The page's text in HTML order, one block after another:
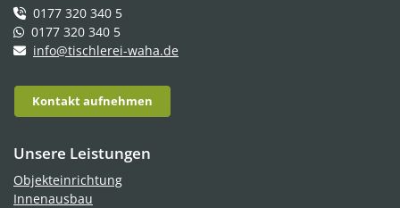
0177 320 340 5
0177 320 340 5
info@tischlerei-waha.de
Kontakt aufnehmen
Unsere Leistungen
Objekteinrichtung
Innenausbau